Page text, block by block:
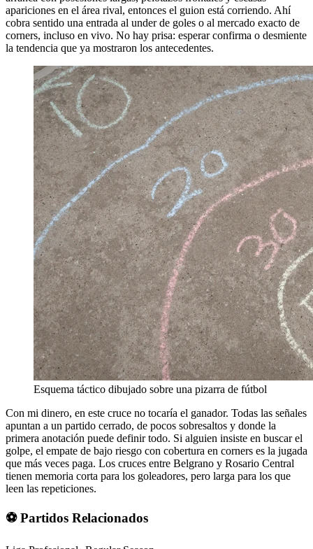
apariciones en el área rival, entonces el guion está corriendo. Ahí
cobra sentido una entrada al under de goles o al mercado exacto de
corners, incluso en vivo. No hay prisa: esperar confirma o desmiente
la tendencia que ya mostraron los antecedentes.
Esquema táctico dibujado sobre una pizarra de fútbol
Con mi dinero, en este cruce no tocaría el ganador. Todas las señales
apuntan a un partido cerrado, de pocos sobresaltos y donde la
primera anotación puede definir todo. Si alguien insiste en buscar el
golpe, el empate de bajo riesgo con cobertura en corners es la jugada
que más veces paga. Los cruces entre Belgrano y Rosario Central
tienen memoria corta para los goleadores, pero larga para los que
leen las repeticiones.
⚽ Partidos Relacionados